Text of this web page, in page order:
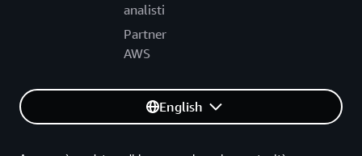
analisti
Partner
AWS
English